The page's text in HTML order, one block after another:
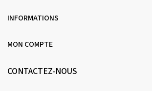
INFORMATIONS
MON COMPTE
CONTACTEZ-NOUS